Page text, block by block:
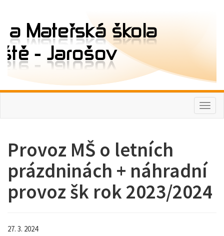
Provoz MŠ o letních
prázdninách + náhradní
provoz šk rok 2023/2024
27. 3. 2024